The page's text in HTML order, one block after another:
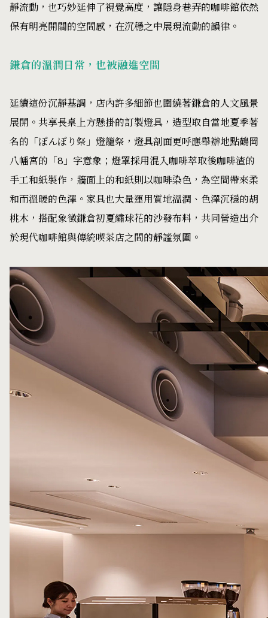
靜流動，也巧妙延伸了視覺高度，讓隱身巷弄的咖啡館依然
保有明亮開闊的空間感，在沉穩之中展現流動的韻律。
鎌倉的溫潤日常，也被融進空間
延續這份沉靜基調，店內許多細節也圍繞著鎌倉的人文風景
展開。共享長桌上方懸掛的訂製燈具，造型取自當地夏季著
名的「ぼんぼり祭」燈籠祭，燈具剖面更呼應舉辦地點鶴岡
八幡宮的「8」字意象；燈罩採用混入咖啡萃取後咖啡渣的
手工和紙製作，牆面上的和紙則以咖啡染色，為空間帶來柔
和而溫暖的色澤。家具也大量運用質地溫潤、色澤沉穩的胡
桃木，搭配象徵鎌倉初夏繡球花的沙發布料，共同營造出介
於現代咖啡館與傳統喫茶店之間的靜謐氛圍。